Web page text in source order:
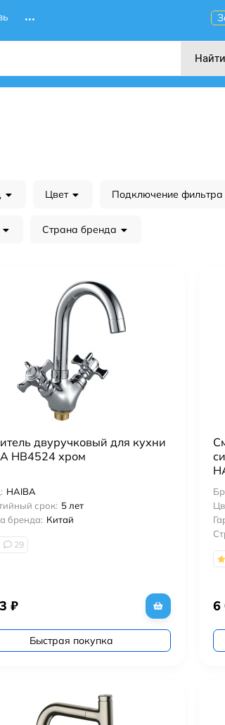
Найти
Цвет Подключение фильтра
Страна бренда
двуручковый для кухни
HB4524 хром
HAIBA
срок: 5 лет
бренда: Китай
29
₽
Быстрая покупка
6